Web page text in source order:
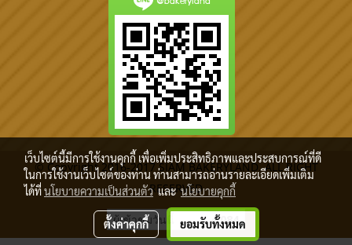
@bakeryland
© Copyright 2016-2017 SIAM BAKERYLAND. ALL RIGHT
RESERVED
ผู้เข้าชมวันนี้ 4,084
เว็บไซต์นี้มีการใช้งานคุกกี้ เพื่อเพิ่มประสิทธิภาพและประสบการณ์ที่ดี
ในการใช้งานเว็บไซต์ของท่าน ท่านสามารถอ่านรายละเอียดเพิ่มเติม
ได้ที่นโยบายความเป็นส่วนตัวและนโยบายคุกกี้
ตั้งค่าคุกกี้ ยอมรับทั้งหมด